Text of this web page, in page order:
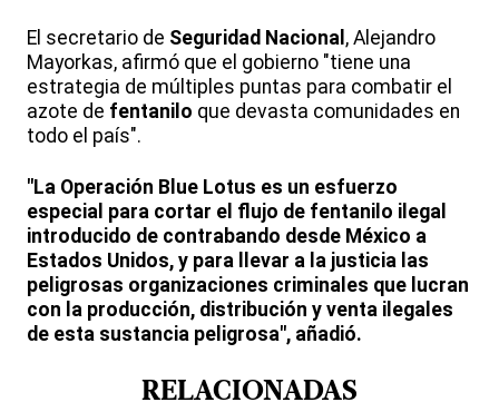
El secretario de Seguridad Nacional , Alejandro
Mayorkas, afirmó que el gobierno "tiene una
estrategia de múltiples puntas para combatir el
azote de fentanilo que devasta comunidades en
todo el país".
"La Operación Blue Lotus es un esfuerzo
especial para cortar el flujo de fentanilo ilegal
introducido de contrabando desde México a
Estados Unidos, y para llevar a la justicia las
peligrosas organizaciones criminales que lucran
con la producción, distribución y venta ilegales
de esta sustancia peligrosa", añadió.
RELACIONADAS